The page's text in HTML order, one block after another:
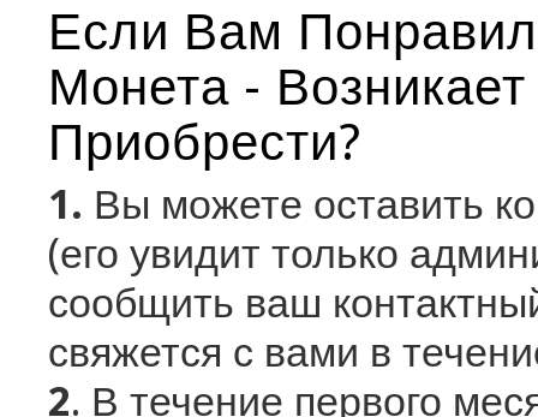
Если Вам
Монета -
Приобрести?
1. Вы можете оставить
(его увидит только
сообщить ваш
свяжется с вами в
2. В течение первого